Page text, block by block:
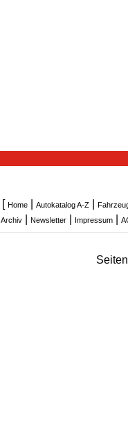
[ Home| Autokatalog A-Z|
Archiv Newsletter Impressum